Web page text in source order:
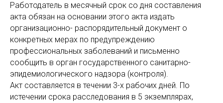
Работодатель в месячный срок со дня составления
акта обязан на основании этого акта издать
организационно- распорядительный документ о
конкретных мерах по предупреждению
профессиональных заболеваний и письменно
сообщить в орган государственного санитарно-
эпидемиологического надзора (контроля).
Акт составляется в течении 3-х рабочих дней. По
истечении срока расследования в 5 экземплярах,